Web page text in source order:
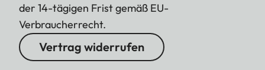
der 14-tägigen Frist gemäß EU-
Verbraucherrecht.
Vertrag widerrufen